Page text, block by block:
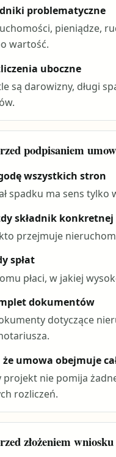
problematyczne
pieniądze,
wartość.
uboczne
są darowizny, długi
podpisaniem
wszystkich stron
spadku ma sens
składnik konkretnej
przejmuje
spłat
płaci, w jakiej
dokumentów
dotyczące
umowa obejmuje
projekt nie pomija
rozliczeń.
złożeniem